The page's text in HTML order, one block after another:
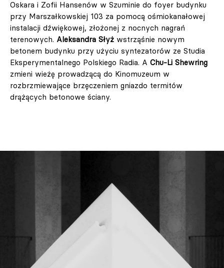
Oskara i Zofii Hansenów w Szuminie do foyer budynku
przy Marszałkowskiej 103 za pomocą ośmiokanałowej
instalacji dźwiękowej, złożonej z nocnych nagrań
terenowych. Aleksandra Słyż wstrząśnie nowym
betonem budynku przy użyciu syntezatorów ze Studia
Eksperymentalnego Polskiego Radia. A Chu-Li Shewring
zmieni wieżę prowadzącą do Kinomuzeum w
rozbrzmiewające brzęczeniem gniazdo termitów
drążących betonowe ściany.